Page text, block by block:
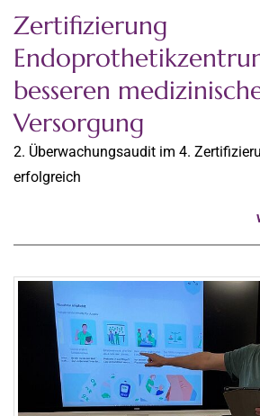
Zertifizierung
besseren
Versorgung
2. Überwachungsaudit im 4.
erfolgreich